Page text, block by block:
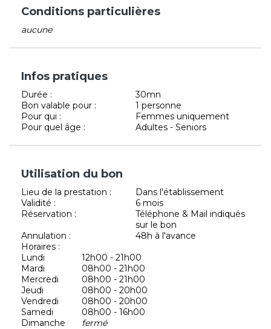
Conditions particulières
aucune
Infos pratiques
Durée :
30mn
Bon valable pour :
1 personne
Pour qui :
Femmes uniquement
Pour quel âge :
Adultes - Seniors
Utilisation du bon
Lieu de la prestation :
Dans l'établissement
Validité :
6 mois
Réservation :
Téléphone & Mail indiqués
sur le bon
Annulation :
48h à l'avance
Horaires :
Lundi
12h00 - 21h00
Mardi
08h00 - 21h00
Mercredi
08h00 - 21h00
Jeudi
08h00 - 20h00
Vendredi
08h00 - 20h00
Samedi
08h00 - 16h00
Dimanche
fermé